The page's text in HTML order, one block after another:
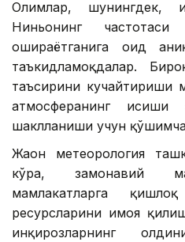
Олимлар, шунингдек,
Ниньонинг
ошираётганига оид
таъкидламоқдалар.
таъсирини кучайтириши
атмосферанинг исиши
шаклланиши учун
Жаҳон метеорология
кўра, замонавий
мамлакатларга
ресурсларини ҳимоя
инқирозларнинг